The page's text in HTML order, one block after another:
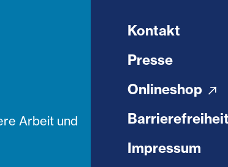
Arbeit und
Kontakt
Presse
Onlineshop
Barrierefreiheit
Impressum